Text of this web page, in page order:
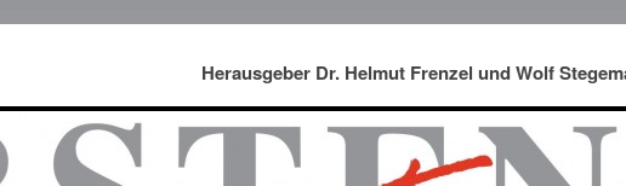
Herausgeber Dr. Helmut Frenzel und Wolf